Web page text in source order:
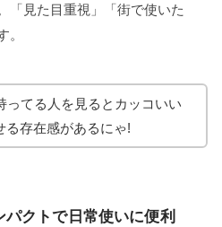
「見た目重視」「街で使いた
。
ってる人を見るとカッコいい
る存在感があるにゃ!
クトで日常使いに便利